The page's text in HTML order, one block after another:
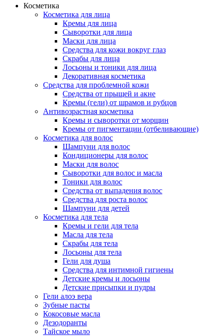
Косметика
Косметика для лица
Кремы для лица
Сыворотки для лица
Маски для лица
Средства для кожи вокруг глаз
Скрабы для лица
Лосьоны и тоники для лица
Декоративная косметика
Средства для проблемной кожи
Средства от прыщей и акне
Кремы (гели) от шрамов и рубцов
Антивозрастная косметика
Кремы и сыворотки от морщин
Кремы от пигментации (отбеливающие)
Косметика для волос
Шампуни для волос
Кондиционеры для волос
Маски для волос
Сыворотки для волос и масла
Тоники для волос
Средства от выпадения волос
Средства для роста волос
Шампуни для детей
Косметика для тела
Кремы и гели для тела
Масла для тела
Скрабы для тела
Лосьоны для тела
Гели для душа
Средства для интимной гигиены
Детские кремы и лосьоны
Детские присыпки и пудры
Гели алоэ вера
Зубные пасты
Кокосовые масла
Дезодоранты
Тайское мыло